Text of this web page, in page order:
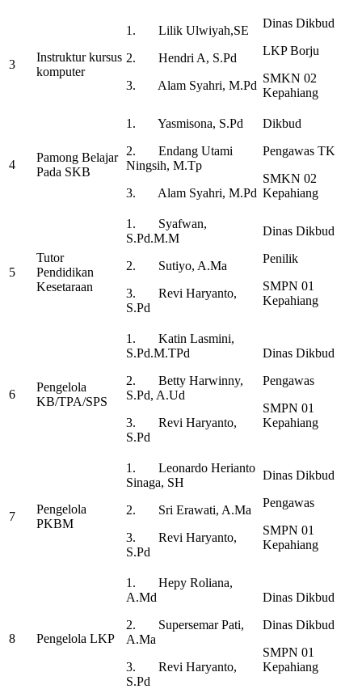
3
Instruktur kursus
komputer
1. Lilik Ulwiyah,SE
2. Hendri A, S.Pd
3. Alam Syahri, M.Pd
Dinas Dikbud
LKP Borju
SMKN 02
Kepahiang
4
Pamong Belajar
Pada SKB
1. Yasmisona, S.Pd
2. Endang Utami
Ningsih, M.Tp
3. Alam Syahri, M.Pd
Dikbud
Pengawas TK
SMKN 02
Kepahiang
5
Tutor
Pendidikan
Kesetaraan
1. Syafwan,
S.Pd.M.M
2. Sutiyo, A.Ma
3. Revi Haryanto,
S.Pd
Dinas Dikbud
Penilik
SMPN 01
Kepahiang
6
Pengelola
KB/TPA/SPS
1. Katin Lasmini,
S.Pd.M.TPd
2. Betty Harwinny,
S.Pd, A.Ud
3. Revi Haryanto,
S.Pd
Dinas Dikbud
Pengawas
SMPN 01
Kepahiang
7
Pengelola
PKBM
1. Leonardo Herianto
Sinaga, SH
2. Sri Erawati, A.Ma
3. Revi Haryanto,
S.Pd
Dinas Dikbud
Pengawas
SMPN 01
Kepahiang
8 Pengelola LKP
1. Hepy Roliana,
A.Md
2. Supersemar Pati,
A.Ma
3. Revi Haryanto,
S.Pd
Dinas Dikbud
Dinas Dikbud
SMPN 01
Kepahiang